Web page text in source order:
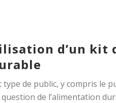
d’un kit
de public, y compris le
de l’alimentation